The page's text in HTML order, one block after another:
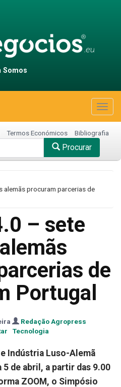
Somos
Termos Económicos Bibliografia
Procurar
alemãs procuram parcerias de
– sete
de
Portugal
Redação Agropress
Tecnologia
Indústria Luso-Alemã
de abril, a partir das 9.00
ZOOM, o Simpósio